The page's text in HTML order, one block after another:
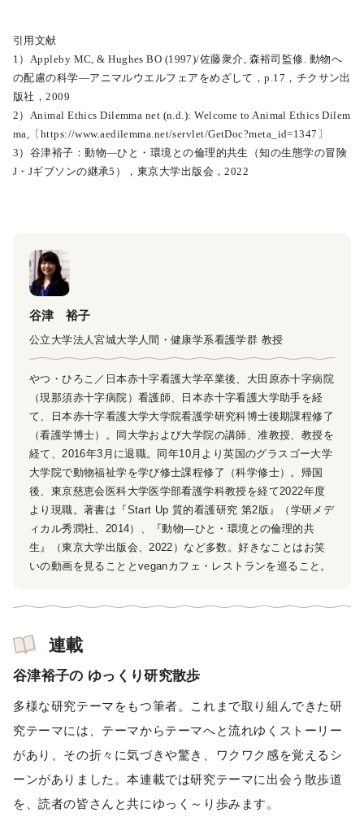
引用文献
1）Appleby MC, & Hughes BO (1997)/佐藤衆介, 森裕司監修. 動物へ
の配慮の科学―アニマルウエルフェアをめざして，p.17，チクサン出
版社，2009
2）Animal Ethics Dilemma net (n.d.): Welcome to Animal Ethics Dilem
ma,〔https://www.aedilemma.net/servlet/GetDoc?meta_id=1347〕
3）谷津裕子：動物―ひと・環境との倫理的共生（知の生態学の冒険
J・Jギブソンの継承5），東京大学出版会，2022
谷津 裕子
公立大学法人宮城大学人間・健康学系看護学群 教授
やつ・ひろこ／日本赤十字看護大学卒業後、大田原赤十字病院
（現那須赤十字病院）看護師、日本赤十字看護大学助手を経
て、日本赤十字看護大学大学院看護学研究科博士後期課程修了
（看護学博士）。同大学および大学院の講師、准教授、教授を
経て、2016年3月に退職。同年10月より英国のグラスゴー大学
大学院で動物福祉学を学び修士課程修了（科学修士）。帰国
後、東京慈恵会医科大学医学部看護学科教授を経て2022年度
より現職。著書は『Start Up 質的看護研究 第2版』（学研メデ
ィカル秀潤社、2014）、『動物―ひと・環境との倫理的共
生』（東京大学出版会、2022）など多数。好きなことはお笑
いの動画を見ることとveganカフェ・レストランを巡ること。
連載
谷津裕子の ゆっくり研究散歩
多様な研究テーマをもつ筆者。これまで取り組んできた研
究テーマには、テーマからテーマへと流れゆくストーリー
があり、その折々に気づきや驚き、ワクワク感を覚えるシ
ーンがありました。本連載では研究テーマに出会う散歩道
を、読者の皆さんと共にゆっく～り歩みます。